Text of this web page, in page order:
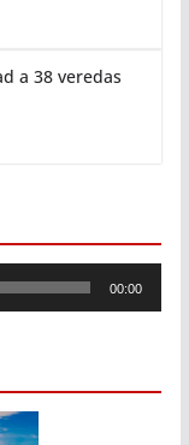
a 38 veredas
00:00